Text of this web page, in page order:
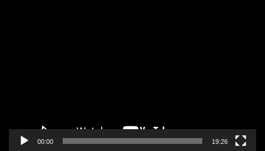
00:00 19:26